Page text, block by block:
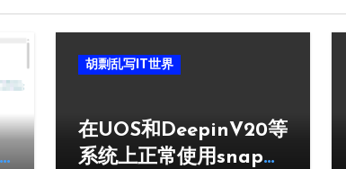
胡剽乱写IT世界
在UOS和DeepinV20等
系统上正常使用snap和